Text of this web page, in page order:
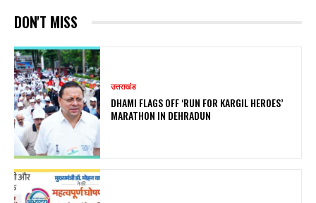
DON'T MISS
उत्तराखंड
DHAMI FLAGS OFF ‘RUN FOR KARGIL HEROES’
MARATHON IN DEHRADUN